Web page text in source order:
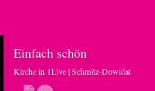
Einfach schön
Kirche in 1Live | Schmitz-Dowidat